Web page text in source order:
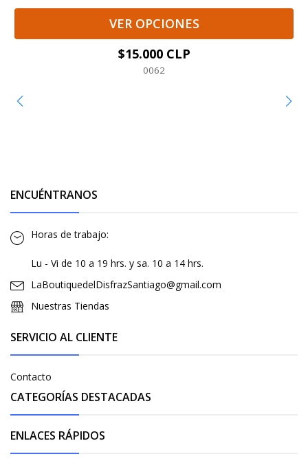
VER OPCIONES
$15.000 CLP
0062
ENCUÉNTRANOS
Horas de trabajo:
Lu - Vi de 10 a 19 hrs. y sa. 10 a 14 hrs.
LaBoutiquedelDisfrazSantiago@gmail.com
Nuestras Tiendas
SERVICIO AL CLIENTE
Contacto
CATEGORÍAS DESTACADAS
ENLACES RÁPIDOS